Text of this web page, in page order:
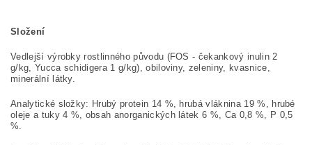
Složení
Vedlejší výrobky rostlinného původu (FOS - čekankový inulin 2
g/kg, Yucca schidigera 1 g/kg), obiloviny, zeleniny, kvasnice,
minerální látky.
Analytické složky: Hrubý protein 14 %, hrubá vláknina 19 %, hrubé
oleje a tuky 4 %, obsah anorganických látek 6 %, Ca 0,8 %, P 0,5
%.